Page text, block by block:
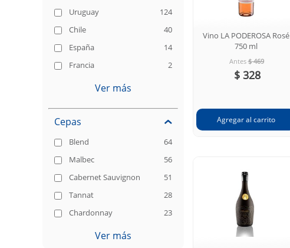
Uruguay
124
Chile
40
España
14
Francia
2
Ver más
Cepas
Blend
64
Malbec
56
Cabernet Sauvignon
51
Tannat
28
Chardonnay
23
Ver más
Vino LA PODEROSA Rosé
750 ml
Antes $ 469
$ 328